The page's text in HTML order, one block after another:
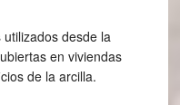
desde la
en viviendas
de la arcilla.